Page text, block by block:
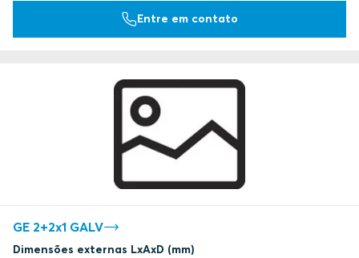
Entre em contato
GE 2+2x1 GALV
Dimensões externas LxAxD (mm)